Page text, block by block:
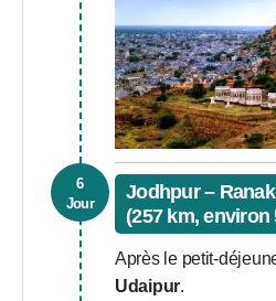
6
Jour
Jodhpur –
(257 km, environ
Après le petit-
Udaipur.